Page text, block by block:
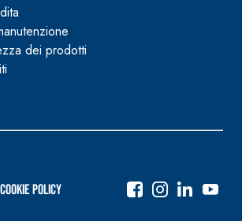
dei prodotti
Cookie Policy